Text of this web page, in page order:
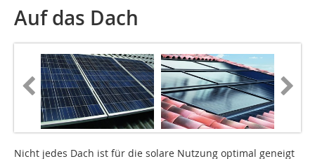
Auf das Dach
Nicht jedes Dach ist für die solare Nutzung optimal geneigt